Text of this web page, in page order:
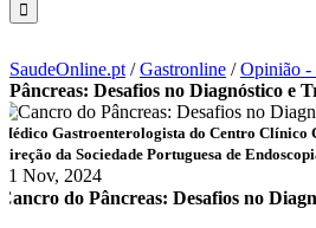
SaudeOnline.pt /Gastronline /Opinião -
Pâncreas: Desafios no Diagnóstico e
Médico Gastroenterologista do Centro Clínico
Direção da Sociedade Portuguesa de
21 Nov, 2024
Cancro do Pâncreas: Desafios no